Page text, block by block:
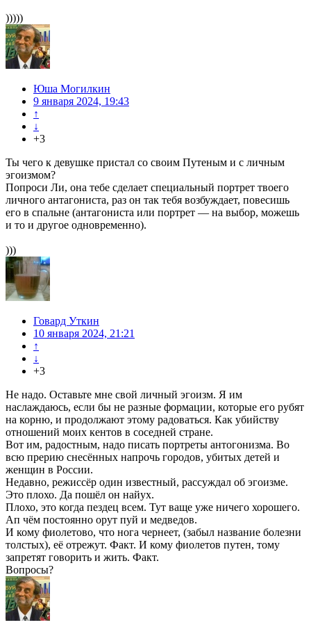
)))))
Юша Могилкин
9 января 2024, 19:43
↑
↓
+3
Ты чего к девушке пристал со своим Путеным и с личным
эгоизмом?
Попроси Ли, она тебе сделает специальный портрет твоего
личного антагониста, раз он так тебя возбуждает, повесишь
его в спальне (антагониста или портрет — на выбор, можешь
и то и другое одновременно).
)))
Говард Уткин
10 января 2024, 21:21
↑
↓
+3
Не надо. Оставьте мне свой личный эгоизм. Я им
наслаждаюсь, если бы не разные формации, которые его рубят
на корню, и продолжают этому радоваться. Как убийству
отношений моих кентов в соседней стране.
Вот им, радостным, надо писать портреты антогонизма. Во
всю прерию снесённых напрочь городов, убитых детей и
женщин в России.
Недавно, режиссёр один известный, рассуждал об эгоизме.
Это плохо. Да пошёл он найух.
Плохо, это когда пездец всем. Тут ваще уже ничего хорошего.
Ап чём постоянно орут пуй и медведов.
И кому фиолетово, что нога чернеет, (забыл название болезни
толстых), её отрежут. Факт. И кому фиолетов путен, тому
запретят говорить и жить. Факт.
Вопросы?